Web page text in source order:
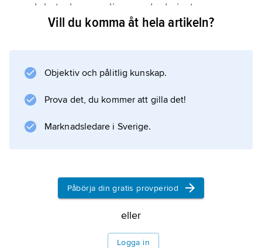
och betecknar vanligen andraderivatan.
Sålunda står ƒ″(
) för andraderivatan av funktionen ƒ i punkten
x
0
prim
kan ha varianterna
Vill du komma åt hela artikeln?
Objektiv och pålitlig kunskap.
Prova det, du kommer att gilla det!
Marknadsledare i Sverige.
Påbörja din gratis provperiod
eller
Logga in